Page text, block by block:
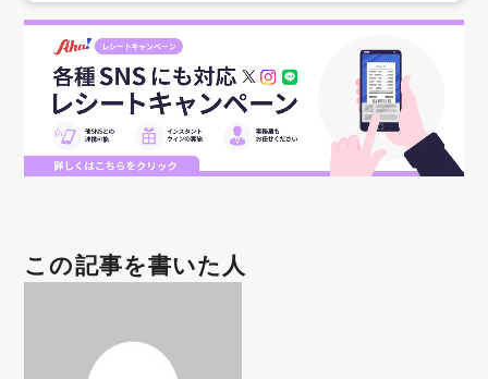
この記事を書いた人